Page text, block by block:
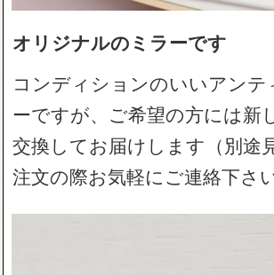
オリジナルのミラーです
コンディションのいいアンテ
ーですが、ご希望の方には新
交換してお届けします（別途
注文の際お気軽にご連絡下さい